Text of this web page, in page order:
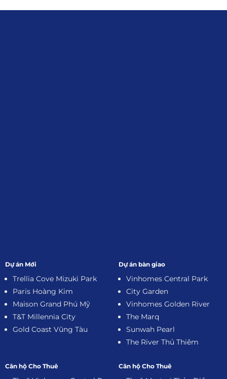
Dự án Mới
Trellia Cove Mizuki Park
Paris Hoàng Kim
Maison Grand Phú Mỹ
T&T Millennia City
Gold Coast Vũng Tàu
Dự án bàn giao
Vinhomes Central Park
City Garden
Vinhomes Golden River
The Marq
Sunwah Pearl
The River Thủ Thiêm
Căn hộ Cho Thuê Căn hộ Cho Thuê